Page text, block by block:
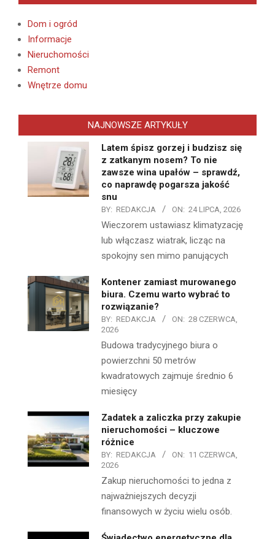
Dom i ogród
Informacje
Nieruchomości
Remont
Wnętrze domu
NAJNOWSZE ARTYKUŁY
Latem śpisz gorzej i budzisz się
z zatkanym nosem? To nie
zawsze wina upałów – sprawdź,
co naprawdę pogarsza jakość
snu
BY: REDAKCJA ON: 24 LIPCA, 2026
Wieczorem ustawiasz klimatyzację
lub włączasz wiatrak, licząc na
spokojny sen mimo panujących
Kontener zamiast murowanego
biura. Czemu warto wybrać to
rozwiązanie?
BY: REDAKCJA ON: 28 CZERWCA,
2026
Budowa tradycyjnego biura o
powierzchni 50 metrów
kwadratowych zajmuje średnio 6
miesięcy
Zadatek a zaliczka przy zakupie
nieruchomości – kluczowe
różnice
BY: REDAKCJA ON: 11 CZERWCA,
2026
Zakup nieruchomości to jedna z
najważniejszych decyzji
finansowych w życiu wielu osób.